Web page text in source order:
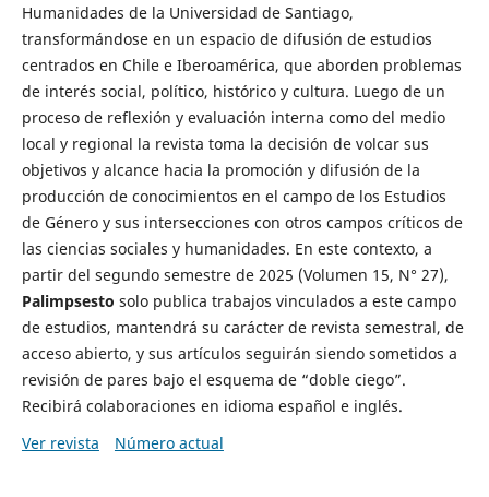
Humanidades de la Universidad de Santiago,
transformándose en un espacio de difusión de estudios
centrados en Chile e Iberoamérica, que aborden problemas
de interés social, político, histórico y cultura. Luego de un
proceso de reflexión y evaluación interna como del medio
local y regional la revista toma la decisión de volcar sus
objetivos y alcance hacia la promoción y difusión de la
producción de conocimientos en el campo de los Estudios
de Género y sus intersecciones con otros campos críticos de
las ciencias sociales y humanidades. En este contexto, a
partir del segundo semestre de 2025 (Volumen 15, N° 27),
Palimpsesto solo publica trabajos vinculados a este campo
de estudios, mantendrá su carácter de revista semestral, de
acceso abierto, y sus artículos seguirán siendo sometidos a
revisión de pares bajo el esquema de “doble ciego”.
Recibirá colaboraciones en idioma español e inglés.
Ver revista
Número actual